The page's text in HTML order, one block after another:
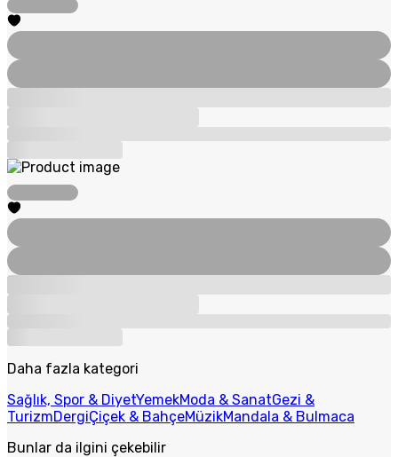
Daha fazla kategori
Sağlık, Spor & DiyetYemekModa & SanatGezi &
TurizmDergiÇiçek & BahçeMüzikMandala & Bulmaca
Bunlar da ilgini çekebilir